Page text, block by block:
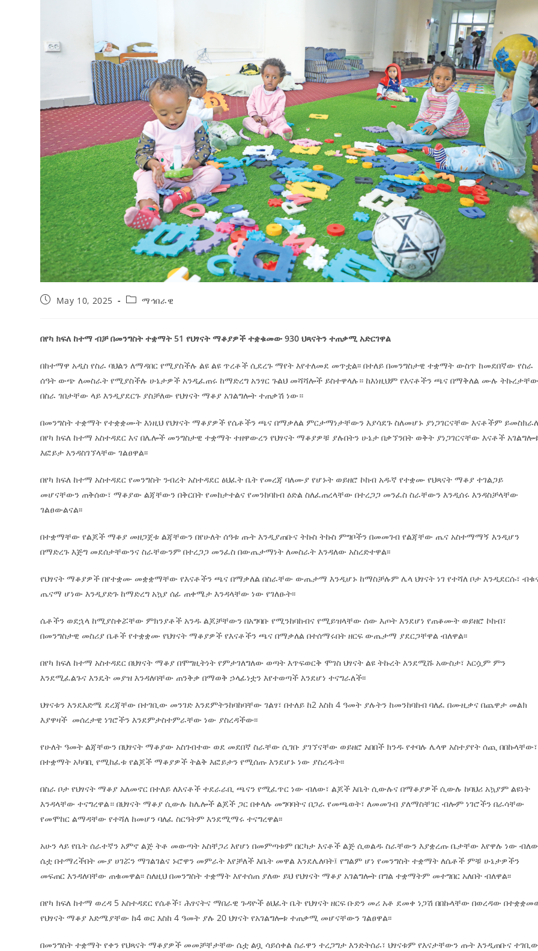
ተጨባጭ የልማት ስኬቶች ለመቀየር እየሰራ ነው
August 7, 2026
ኢትዮጵያ የቀጣናውን ኢኮኖሚያዊ ገጽታ በአዲስ
August 7, 2026
2ኛው የአዲስ ሚዲያ ኔትዎርክ አመራሮች እና
ሠራተኞች ስፖርት ፌስቲቫል በቴሌቪዥን ዘርፍ
አሸናፊነት ተጠናቀቀ
August 1, 2026
ተቃውሞ የበዛበት የፊፋ አዲሱ እቅድ
July 30, 2026
አዲስ ሚዲያ ኔትዎርክ በይዘት ስራዎቹ
ትርክትን በማረም እና የወል ትርክትን
ሃላፊነቱን እየተወጣ ይገኛል
AmnAdmin October 17, 2025
May 10, 2025 ማኅበራዊ
በየካ ክፍለ ከተማ ብቻ በመንግስት ተቋማት 51 የህፃናት ማቆያዎች ተቋቁመው 930 ህጻናትን ተጠቃሚ አድርገዋል
በከተማዋ አዲስ የስራ ባህልን ለማዳበር የሚያስችሉ ልዩ ልዩ ጥረቶች ሲደረጉ ማየት እየተለመደ መጥቷል፡፡ በተለይ በመንግስታዊ ተቋማት ውስጥ ከመደበኛው የስራ
ሰዓት ውጭ ለመስራት የሚያስችሉ ሁኔታዎች አንዲፈጠሩ ከማድረግ አንፃር ጉልህ መሻሻሎች ይስተዋላሉ። ከእነዚህም የእናቶችን ጫና በማቅለል ሙሉ
በስራ ገበታቸው ላይ እንዲያደርጉ ያስቻለው የህፃናት ማቆያ አገልግሎት ተጠቃሽ ነው።
በመንግስት ተቋማት የተቋቋሙት እነዚህ የህፃናት ማቆያዎች የሴቶችን ጫና በማቃለል ምርታማነታቸውን እያሳደጉ ስለመሆኑ ያነጋገርናቸው እናቶችም
በየካ ክፍለ ከተማ አስተዳደር እና በሌሎች መንግስታዊ ተቋማት ተዘዋውረን የህፃናት ማቆያዎቹ ያሉበትን ሁኔታ በቃኘንበት ወቅት ያነጋገርናቸው እናቶች
እፎይታ እንዳስገኘላቸው ገልፀዋል፡፡
በየካ ክፍለ ከተማ አስተዳደር የመንግስት ንብረት አስተዳደር ፅህፈት ቤት የመረጃ ባለሙያ የሆኑት ወይዘሮ ኮከብ አዱኛ የተቋሙ የህጻናት ማቆያ ተገልጋይ
መሆናቸውን ጠቅሰው፣ ማቆያው ልጃቸውን በቅርበት የመከታተልና የመንከባከብ ዕድል ስለፈጠረላቸው በተረጋጋ መንፈስ ስራቸውን እንዲሰሩ እንዳስቻላቸው
ገልፀውልናል፡፡
በተቋማቸው የልጆች ማቆያ መዘጋጀቱ ልጃቸውን በየሁለት ሰዓቱ ጡት እንዲያጠቡና ትኩስ ትኩስ ምግቦችን በመመገብ የልጃቸው ጤና አስተማማኝ እንዲሆን
በማድረጉ እጅግ መደሰታቸውንና ስራቸውንም በተረጋጋ መንፈስ በውጤታማነት ለመስራት እንዳለው አስረድተዋል፡፡
የህፃናት ማቆያዎች በየተቋሙ መቋቋማቸው የእናቶችን ጫና በማቃለል በስራቸው ውጤታማ እንዲሆኑ ከማስቻሉም ሌላ ህፃናት ነገ የተሻለ ቦታ እንዲደርሱ፣
ጤናማ ሆነው እንዲያድጉ ከማድረግ አኳያ ሰፊ ጠቀሜታ እንዳላቸው ነው የገለፁት፡፡
ሴቶችን ወደኋላ ከሚያስቀሯቸው ምክንያቶች አንዱ ልጆቻቸውን በአግባቡ የሚንከባከብና የሚይዝላቸው ሰው እጦት እንደሆነ የጠቆሙት ወይዘሮ ኮከብ፣
በመንግስታዊ መስሪያ ቤቶች የተቋቋሙ የህፃናት ማቆያዎች የእናቶችን ጫና በማቃለል በተሰማሩበት ዘርፍ ውጤታማ ያደርጋቸዋል ብለዋል፡፡
በየካ ክፍለ ከተማ አስተዳደር በህፃናት ማቆያ በሞግዚትነት የምታገለግለው ወጣት እጥፍወርቅ ሞገስ ህፃናት ልዩ ትኩረት እንደሚሹ አውስታ፣ እርሷም ምን
እንደሚፈልጉና እንዴት መያዝ እንዳለባቸው ጠንቅቃ በማወቅ ኃላፊነቷን እየተወጣች እንደሆነ ተናግራለች፡፡
ህፃናቱን እንደእድሜ ደረጃቸው በተገቢው መንገድ እንደምትንከባከባቸው ገልፃ፣ በተለይ ከ2 እስከ 4 ዓመት ያሉትን ከመንከባከብ ባለፈ በሙዚቃና በጨዋታ መልክ
እያዋዛች መሰረታዊ ነገሮችን እንደምታስተምራቸው ነው ያስረዳችው፡፡
የሁለት ዓመት ልጃቸውን በህፃናት ማቆያው አስገብተው ወደ መደበኛ ስራቸው ሲገቡ ያገኘናቸው ወይዘሮ አበበች ክንዱ የተባሉ ሌላዋ አስተያየት ሰጪ በበኩላቸው፣
በተቋማት አካባቢ የሚከፈቱ የልጆች ማቆያዎች ትልቅ እፎይታን የሚሰጡ እንደሆኑ ነው ያስረዱት፡፡
በስራ ቦታ የህፃናት ማቆያ አለመኖር በተለይ ለእናቶች ተደራራቢ ጫናን የሚፈጥር ነው ብለው፣ ልጆች እቤት ሲውሉና በማቆያዎች ሲውሉ ከባህሪ አኳያም ልዩነት
እንዳላቸው ተናግረዋል። በህፃናት ማቆያ ሲውሉ ከሌሎች ልጆች ጋር በቀላሉ መግባባትና በጋራ የመጫወት፣ ለመመገብ ያለማስቸገር ብሎም ነገሮችን በራሳቸው
የመሞከር ልማዳቸው የተሻለ ከመሆን ባለፈ ስርዓትም እንደሚማሩ ተናግረዋል፡፡
አሁን ላይ የቤት ሰራተኛን አምኖ ልጅ ትቶ መውጣት አስቸጋሪ እየሆነ በመምጣቱም በርካታ እናቶች ልጅ ሲወልዱ ስራቸውን እያቋረጡ ቤታቸው እየዋሉ ነው
ሴቷ በተማረችበት ሙያ ሀገሯን ማገልገልና ኑሮዋን መምራት እየቻለች እቤት መዋል እንደሌለባት፤ የግልም ሆነ የመንግስት ተቋማት ለሴቶች ምቹ ሁኔታዎችን
መፍጠር እንዳለባቸው ጠቁመዋል፡፡ ስለዚህ በመንግስት ተቋማት እየተሰጠ ያለው ይህ የህፃናት ማቆያ አገልግሎት በግል ተቋማትም መተግበር አለበት ብለዋል፡፡
በየካ ክፍለ ከተማ ወረዳ 5 አስተዳደር የሴቶች፣ ሕፃናትና ማበራዊ ጉዳዮች ፅህፈት ቤት የህፃናት ዘርፍ ቡድን መሪ አቶ ደመቀ ነጋሽ በበኩላቸው በወረዳው
የህፃናት ማቆያ እድሜያቸው ከ4 ወር እስከ 4 ዓመት ያሉ 20 ህፃናት የአገልግሎቱ ተጠቃሚ መሆናቸውን ገልፀዋል፡፡
በመንግስት ተቋማት የቀን የህጻናት ማቆያዎች መመቻቸታቸው ሴቷ ልቧ ሳይሰቀል ስራዋን ተረጋግታ እንድትሰራ፣ ህፃናቱም የእናታቸውን ጡት እንዲጠቡና